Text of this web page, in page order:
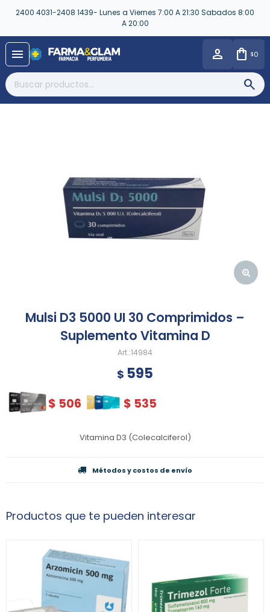
2400 4031-2408 1439- Lunes a Viernes 7:00 A 21:30 Sabados 8:00
A 20:00
menu $0
Mulsi D3 5000 UI 30 Comprimidos –
Suplemento Vitamina D
14984
$ 595
$ 506 $ 535
Vitamina D3 (Colecalciferol)
Métodos y costos de envío
Productos que te pueden interesar